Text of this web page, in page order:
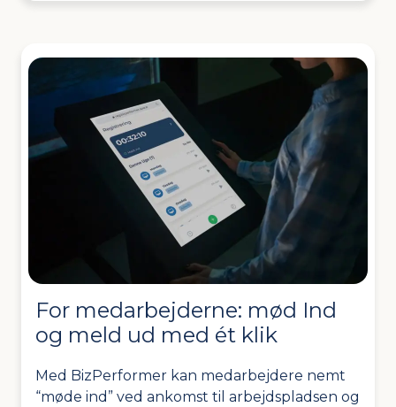
For medarbejderne: mød Ind
og meld ud med ét klik
Med BizPerformer kan medarbejdere nemt
“møde ind” ved ankomst til arbejdspladsen og